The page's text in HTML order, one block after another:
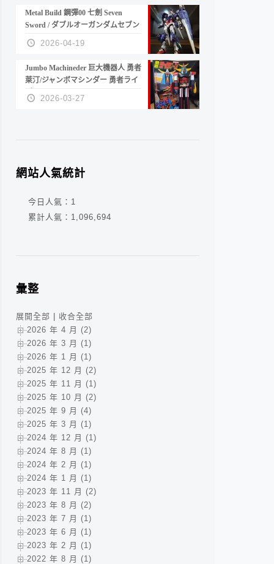
Metal Build 鋼彈00 七劍 Seven
Sword / ダブルオーガンダムセブン
ソード/G
2026-04-19
Jumbo Machineder 巨大機器人 勇者
萊汀/ジャンボマシンダー 勇者ライ
ディーン
2026-03-27
網站人氣統計
今日人氣： 1
累計人氣： 1,096,694
彙整
展開全部
收合全部
2026 年 4 月 (2)
2026 年 3 月 (1)
2026 年 1 月 (1)
2025 年 12 月 (2)
2025 年 11 月 (1)
2025 年 10 月 (2)
2025 年 9 月 (4)
2025 年 3 月 (1)
2024 年 12 月 (1)
2024 年 8 月 (1)
2024 年 2 月 (1)
2024 年 1 月 (1)
2023 年 11 月 (2)
2023 年 8 月 (2)
2023 年 7 月 (1)
2023 年 6 月 (1)
2023 年 2 月 (1)
2022 年 8 月 (1)